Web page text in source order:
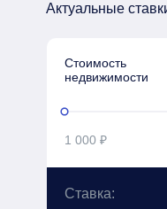
Актуальные
Стоимость
недвижимости
1 000 ₽
Ставка: